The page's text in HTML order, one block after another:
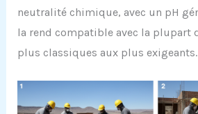
neutralité chimique, avec un pH
la rend compatible avec la plupart
plus classiques aux plus exigeants.